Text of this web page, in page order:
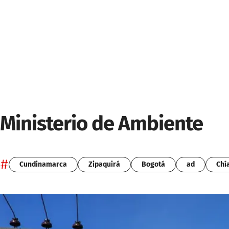
Ministerio de Ambiente
# Cundinamarca Zipaquirá Bogotá ad